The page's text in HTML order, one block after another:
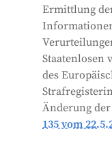
Ermittlung
Staatenlosen
des
Änderung der
135 vom